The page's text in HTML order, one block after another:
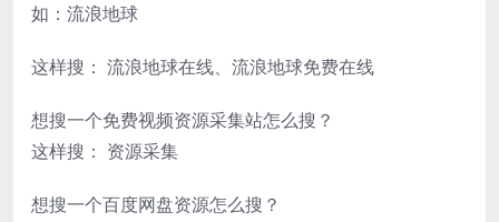
如：流浪地球
这样搜： 流浪地球在线、流浪地球免费在线
想搜一个免费视频资源采集站怎么搜？
这样搜： 资源采集
想搜一个百度网盘资源怎么搜？